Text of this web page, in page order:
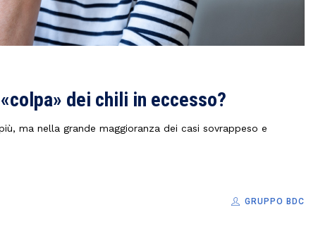
dei chili in eccesso?
ma nella grande maggioranza dei casi sovrappeso e
GRUPPO BDC